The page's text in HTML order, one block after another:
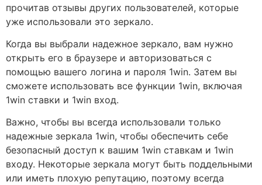
прочитав отзывы других пользователей, которые
уже использовали это зеркало.
Когда вы выбрали надежное зеркало, вам нужно
открыть его в браузере и авторизоваться с
помощью вашего логина и пароля 1win. Затем вы
сможете использовать все функции 1win, включая
1win ставки и 1win вход.
Важно, чтобы вы всегда использовали только
надежные зеркала 1win, чтобы обеспечить себе
безопасный доступ к вашим 1win ставкам и 1win
входу. Некоторые зеркала могут быть поддельными
или иметь плохую репутацию, поэтому всегда